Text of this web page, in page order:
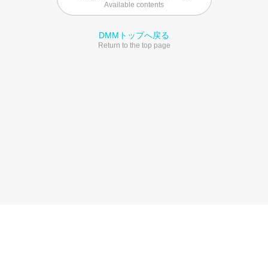
Available contents
DMMトップへ戻る
Return to the top page